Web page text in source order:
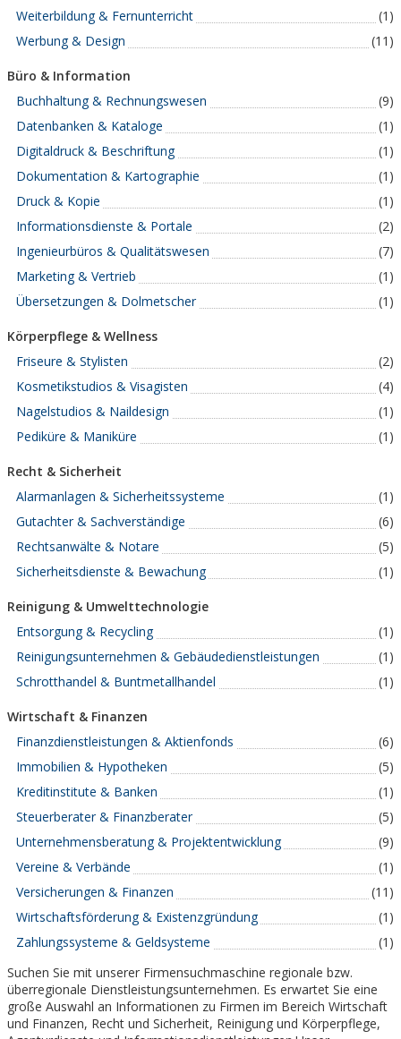
Weiterbildung & Fernunterricht
(1)
Werbung & Design
(11)
Büro & Information
Buchhaltung & Rechnungswesen
(9)
Datenbanken & Kataloge
(1)
Digitaldruck & Beschriftung
(1)
Dokumentation & Kartographie
(1)
Druck & Kopie
(1)
Informationsdienste & Portale
(2)
Ingenieurbüros & Qualitätswesen
(7)
Marketing & Vertrieb
(1)
Übersetzungen & Dolmetscher
(1)
Körperpflege & Wellness
Friseure & Stylisten
(2)
Kosmetikstudios & Visagisten
(4)
Nagelstudios & Naildesign
(1)
Pediküre & Maniküre
(1)
Recht & Sicherheit
Alarmanlagen & Sicherheitssysteme
(1)
Gutachter & Sachverständige
(6)
Rechtsanwälte & Notare
(5)
Sicherheitsdienste & Bewachung
(1)
Reinigung & Umwelttechnologie
Entsorgung & Recycling
(1)
Reinigungsunternehmen & Gebäudedienstleistungen
(1)
Schrotthandel & Buntmetallhandel
(1)
Wirtschaft & Finanzen
Finanzdienstleistungen & Aktienfonds
(6)
Immobilien & Hypotheken
(5)
Kreditinstitute & Banken
(1)
Steuerberater & Finanzberater
(5)
Unternehmensberatung & Projektentwicklung
(9)
Vereine & Verbände
(1)
Versicherungen & Finanzen
(11)
Wirtschaftsförderung & Existenzgründung
(1)
Zahlungssysteme & Geldsysteme
(1)
Suchen Sie mit unserer Firmensuchmaschine regionale bzw.
überregionale Dienstleistungsunternehmen. Es erwartet Sie eine
große Auswahl an Informationen zu Firmen im Bereich Wirtschaft
und Finanzen, Recht und Sicherheit, Reinigung und Körperpflege,